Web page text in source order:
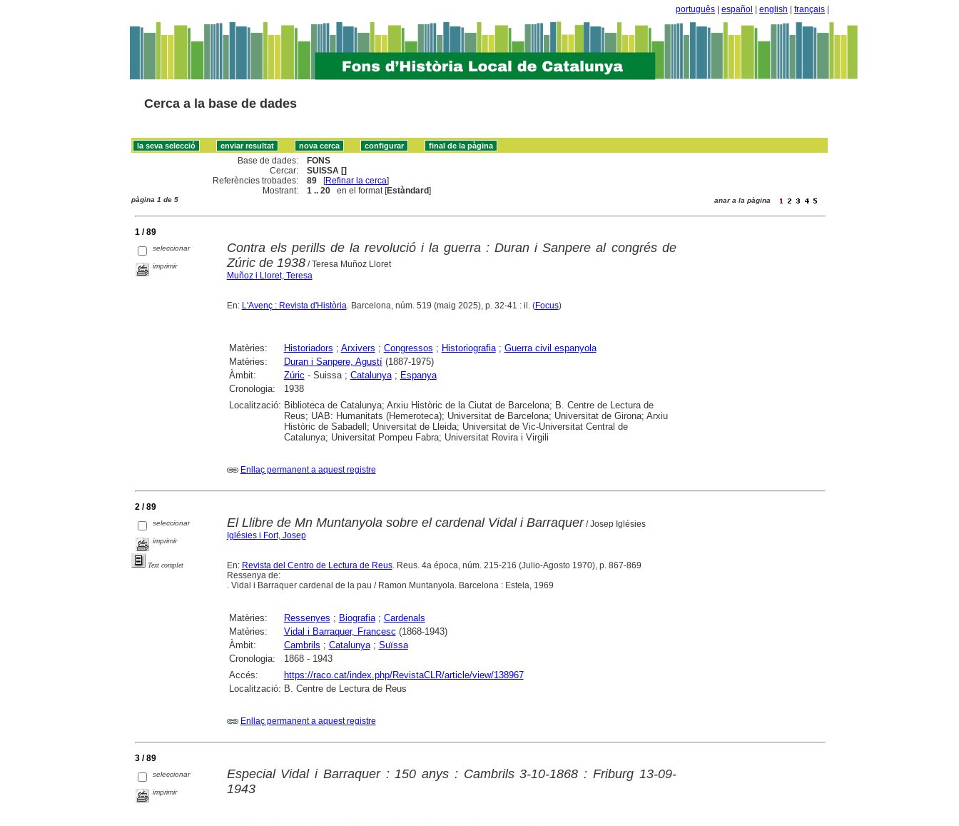
português español english français
Cerca a la base de dades
Base de dades:
FONS
Cercar:
SUISSA []
Referències trobades:
89 [Refinar la cerca]
Mostrant:
1 .. 20 en el format [Estàndard]
pàgina 1 de 5 anar a la pàgina
1 / 89
seleccionar
imprimir
Contra els perills de la revolució i la guerra : Duran i Sanpere al congrés de
Zúric de 1938/ Teresa Muñoz Lloret
Muñoz i Lloret, Teresa
En: L'Avenç : Revista d'Història. Barcelona, núm. 519 (maig 2025), p. 32-41 : il. (Focus)
Matèries: Historiadors ; Arxivers ; Congressos ; Historiografia; Guerra civil espanyola
Matèries:
Duran i Sanpere, Agustí(1887-1975)
Àmbit:
Zúric - Suissa ; Catalunya; Espanya
Cronologia:
1938
Localització: Biblioteca de Catalunya; Arxiu Històric de la Ciutat de Barcelona; B. Centre de Lectura de
Reus; UAB: Humanitats (Hemeroteca); Universitat de Barcelona; Universitat de Girona; Arxiu
Històric de Sabadell; Universitat de Lleida; Universitat de Vic-Universitat Central de
Catalunya; Universitat Pompeu Fabra; Universitat Rovira i Virgili
Enllaç permanent a aquest registre
2 / 89
seleccionar
imprimir
Text complet
El Llibre de Mn Muntanyola sobre el cardenal Vidal i Barraquer/ Josep Iglésies
Iglésies i Fort, Josep
En: Revista del Centro de Lectura de Reus. Reus. 4a época, núm. 215-216 (Julio-Agosto 1970), p. 867-869
Ressenya de:
. Vidal i Barraquer cardenal de la pau / Ramon Muntanyola. Barcelona : Estela, 1969
Matèries: Ressenyes ; Biografia; Cardenals
Matèries:
Vidal i Barraquer, Francesc (1868-1943)
Àmbit:
Cambrils ; Catalunya; Suïssa
Cronologia:
1868 - 1943
Accés:
https://raco.cat/index.php/RevistaCLR/article/view/138967
Localització: B. Centre de Lectura de Reus
Enllaç permanent a aquest registre
3 / 89
seleccionar
imprimir
Especial Vidal i Barraquer : 150 anys : Cambrils 3-10-1868 : Friburg 13-09-
1943